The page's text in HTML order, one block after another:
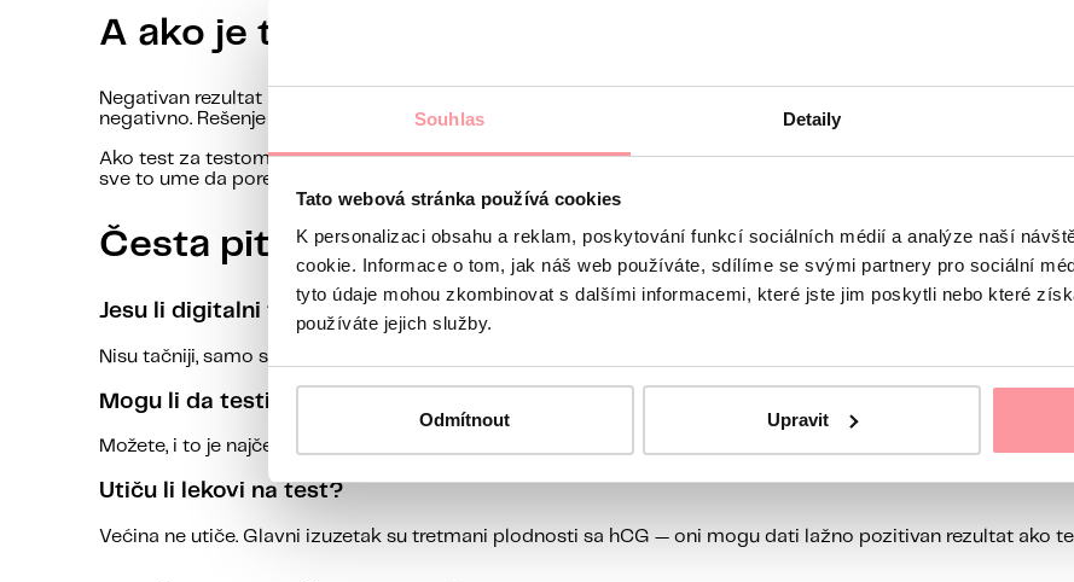
Souhlas Detaily
Tato webová stránka používá cookies
K personalizaci obsahu a reklam, poskytování funkcí sociálních médií a analýze naší
cookie. Informace o tom, jak náš web používáte, sdílíme se svými partnery pro sociální
tyto údaje mohou zkombinovat s dalšími informacemi, které jste jim poskytli nebo které
používáte jejich služby.
Odmítnout Upravit
A ako je test negativan?
Negativan rezultat ne mora da znači da trudnoće nema. Ako ste sve uradili kako treba, ali pre nego što se
negativno. Rešenje je prosto — sačekajte pa ponovite, kroz 48 sati ili nekoliko dana, pogotovo ako
Ako test za testom pokazuje negativno, a menstruacije i dalje nema, uzrok može biti negde drugde.
sve to ume da poremeti ciklus. Tada je pametno otići na pregled.
Česta pitanja
Jesu li digitalni testovi tačniji?
Nisu tačniji, samo su čitljiviji. Pouzdani su koliko i klasične trakice sa linijama; jedina razlika je što rezultat
Mogu li da testiram prerano?
Možete, i to je najčešća greška. Dok hCG ne naraste dovoljno, test će pokazivati negativno čak i ako ste trudni.
Utiču li lekovi na test?
Većina ne utiče. Glavni izuzetak su tretmani plodnosti sa hCG — oni mogu dati lažno pozitivan rezultat ako